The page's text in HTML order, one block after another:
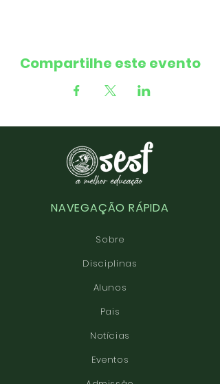
Compartilhe este evento
NAVEGAÇÃO RÁPIDA
Sobre
Disciplinas
Alunos
Pais
Notícias
Eventos